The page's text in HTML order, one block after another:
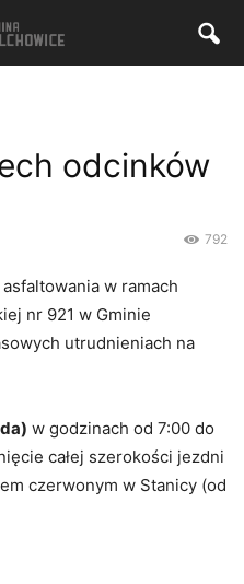
odcinków
792
w ramach
nr 921 w Gminie
utrudnieniach na
w godzinach od 7:00 do
całej szerokości jezdni
czerwonym w Stanicy (od